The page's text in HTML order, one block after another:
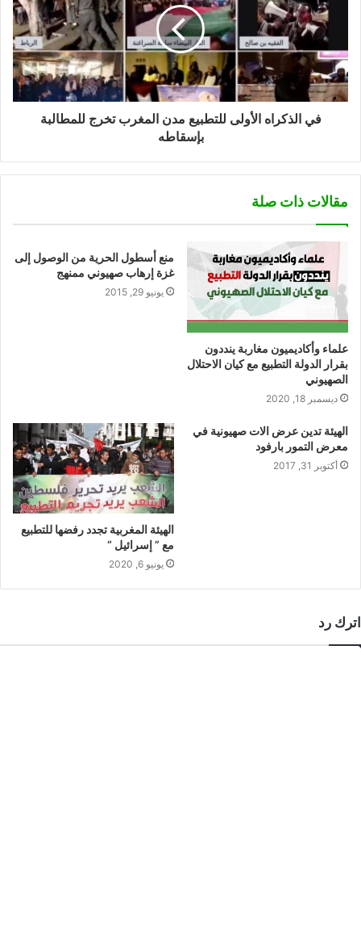
في الذكراه الأولى للتطبيع مدن المغرب تخرج للمطالبة
بإسقاطه
مقالات ذات صلة
علماء وأكاديميون مغاربة ينددون
بقرار الدولة التطبيع مع كيان الاحتلال
الصهيوني
ديسمبر 18, 2020
منع أسطول الحرية من الوصول إلى
غزة إرهاب صهيوني ممنهج
يونيو 29, 2015
الهيئة تدين عرض الات صهيونية في
معرض التمور بارفود
أكتوبر 31, 2017
الهيئة المغربية تجدد رفضها للتطبيع
مع ” إسرائيل “
يونيو 6, 2020
اترك رد